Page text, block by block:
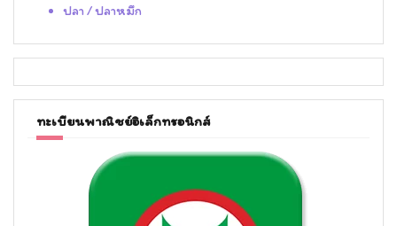
ปลา / ปลาหมึก
ทะเบียนพาณิชย์อิเล็กทรอนิกส์